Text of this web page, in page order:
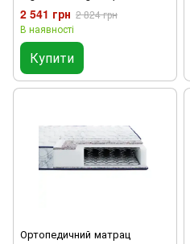
2 541 грн 2 824 грн
В наявності
Купити
Ортопедичний матрац